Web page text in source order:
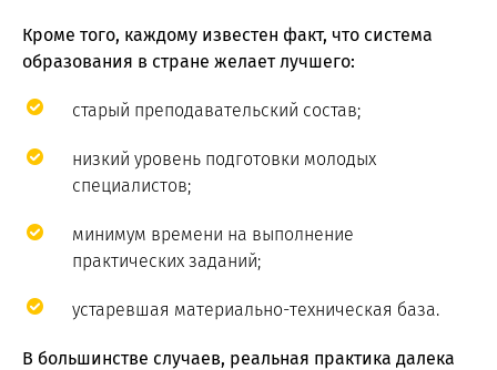
Кроме того, каждому известен факт, что система
образования в стране желает лучшего:
старый преподавательский состав;
низкий уровень подготовки молодых
специалистов;
минимум времени на выполнение
практических заданий;
устаревшая материально-техническая база.
В большинстве случаев, реальная практика далека